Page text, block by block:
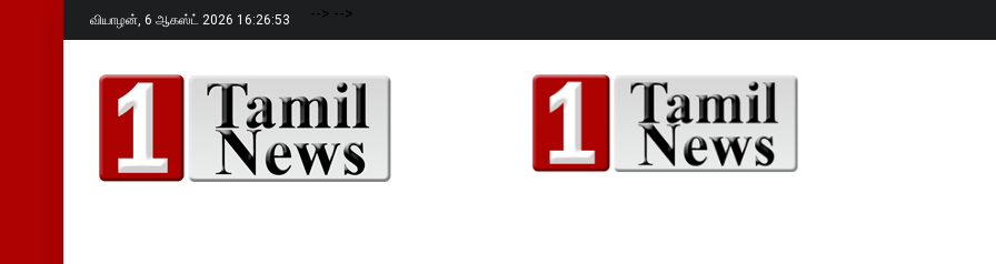
வியாழன், 6 ஆகஸ்ட் 2026 16:26:54 --> -->